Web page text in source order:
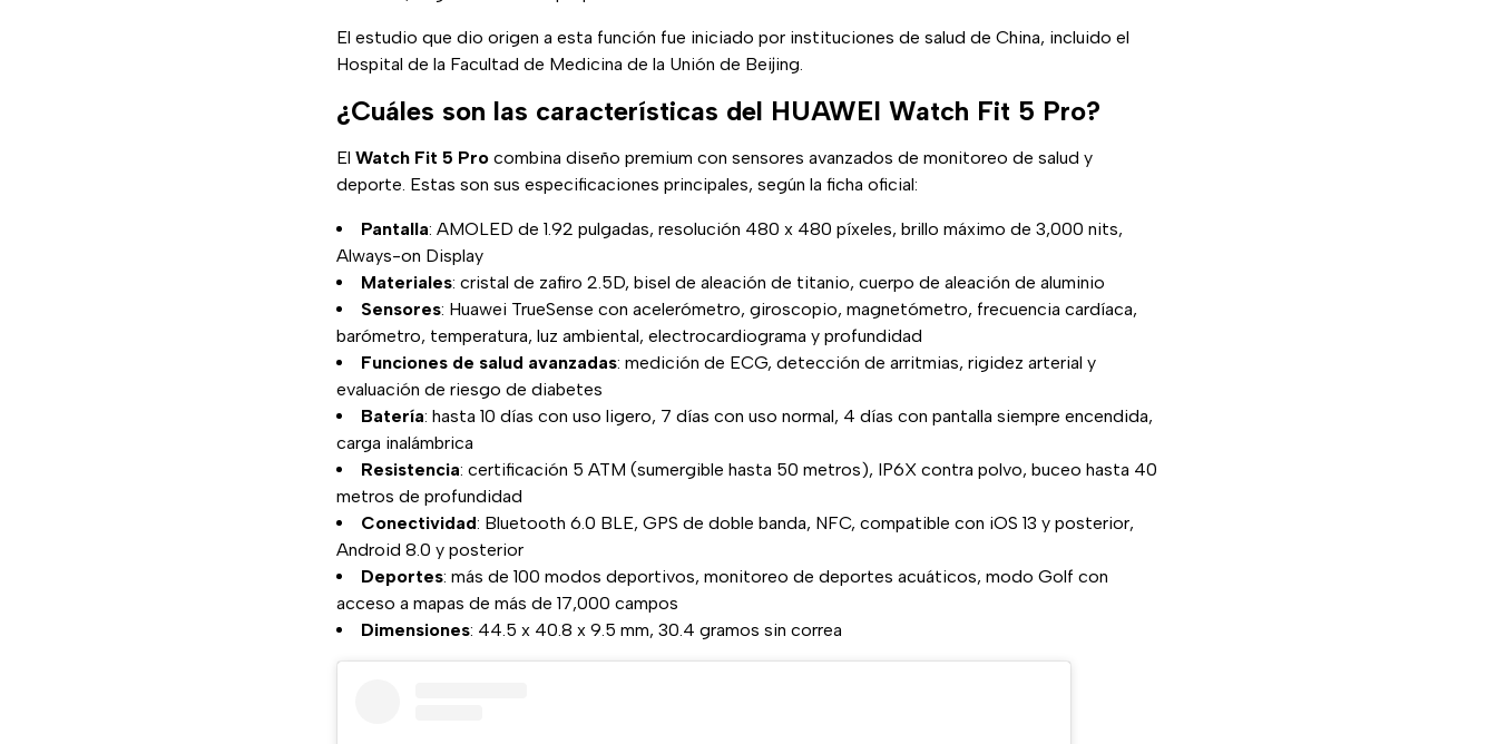
El estudio que dio origen a esta función fue iniciado por instituciones de salud de China, incluido el
Hospital de la Facultad de Medicina de la Unión de Beijing.
¿Cuáles son las características del HUAWEI Watch Fit 5 Pro?
El Watch Fit 5 Pro combina diseño premium con sensores avanzados de monitoreo de salud y
deporte. Estas son sus especificaciones principales, según la ficha oficial:
Pantalla: AMOLED de 1.92 pulgadas, resolución 480 x 480 píxeles, brillo máximo de 3,000 nits,
Always-on Display
Materiales: cristal de zafiro 2.5D, bisel de aleación de titanio, cuerpo de aleación de aluminio
Sensores: Huawei TrueSense con acelerómetro, giroscopio, magnetómetro, frecuencia cardíaca,
barómetro, temperatura, luz ambiental, electrocardiograma y profundidad
Funciones de salud avanzadas: medición de ECG, detección de arritmias, rigidez arterial y
evaluación de riesgo de diabetes
Batería: hasta 10 días con uso ligero, 7 días con uso normal, 4 días con pantalla siempre encendida,
carga inalámbrica
Resistencia: certificación 5 ATM (sumergible hasta 50 metros), IP6X contra polvo, buceo hasta 40
metros de profundidad
Conectividad: Bluetooth 6.0 BLE, GPS de doble banda, NFC, compatible con iOS 13 y posterior,
Android 8.0 y posterior
Deportes: más de 100 modos deportivos, monitoreo de deportes acuáticos, modo Golf con
acceso a mapas de más de 17,000 campos
Dimensiones: 44.5 x 40.8 x 9.5 mm, 30.4 gramos sin correa